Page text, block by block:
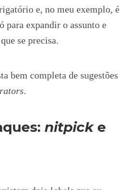
e, no meu exemplo, é
para expandir o assunto e
se precisa.
bem completa de sugestões
.
nitpick e